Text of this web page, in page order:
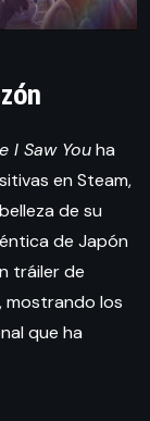
I Saw Youha
en Steam,
de su
de Japón
tráiler de
mostrando los
que ha